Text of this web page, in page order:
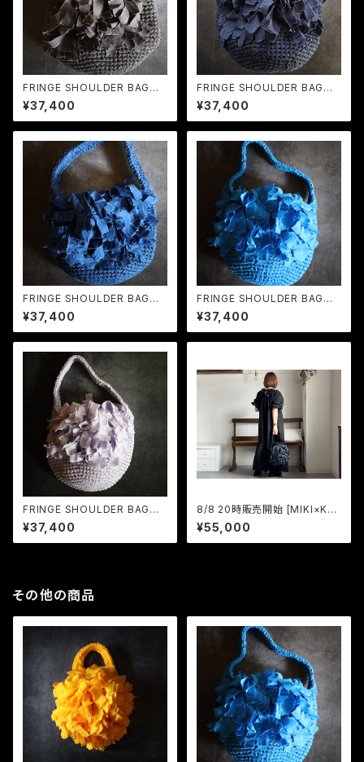
FRINGE SHOULDER BAG
M Charcoal Gray
¥37,400
FRINGE SHOULDER BAG
M Dark Navy
¥37,400
FRINGE SHOULDER BAG
M Navy
¥37,400
FRINGE SHOULDER BAG
M Sky Blue
¥37,400
FRINGE SHOULDER BAG
M Lavender
¥37,400
8/8 20時販売開始 [MIKI×KU
BO / poton] ROUND FRING
E BAG L Black×Black Do
t
¥55,000
その他の商品